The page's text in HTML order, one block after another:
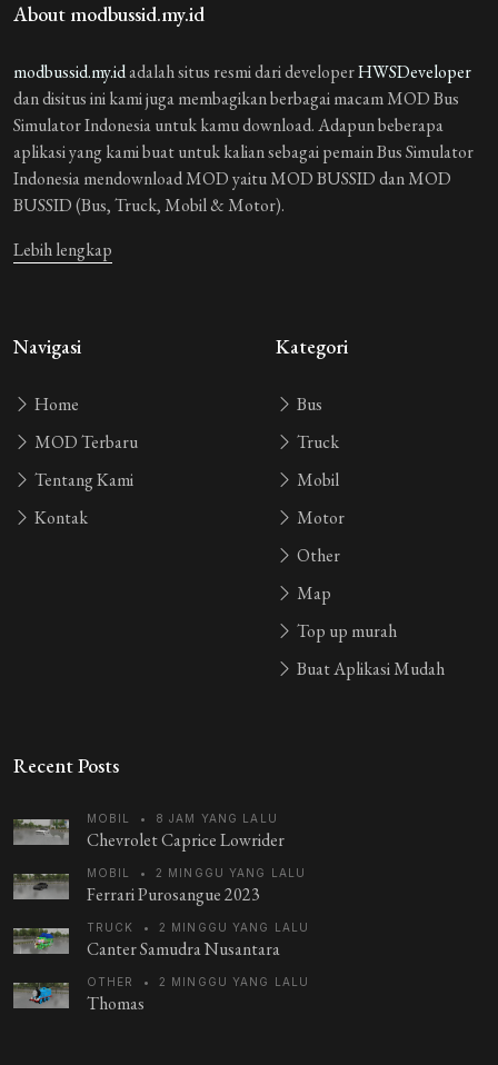
About modbussid.my.id
modbussid.my.idadalah situs resmi dari developerHWSDeveloper
dan disitus ini kami juga membagikan berbagai macam MOD Bus
Simulator Indonesia untuk kamu download. Adapun beberapa
aplikasi yang kami buat untuk kalian sebagai pemain Bus Simulator
Indonesia mendownload MOD yaitu MOD BUSSID dan MOD
BUSSID (Bus, Truck, Mobil & Motor).
Lebih lengkap
Navigasi
Home
MOD Terbaru
Tentang Kami
Kontak
Kategori
Bus
Truck
Mobil
Motor
Other
Map
Top up murah
Buat Aplikasi Mudah
Recent Posts
MOBIL • 8 JAM YANG LALU
Chevrolet Caprice Lowrider
MOBIL • 2 MINGGU YANG LALU
Ferrari Purosangue 2023
TRUCK • 2 MINGGU YANG LALU
Canter Samudra Nusantara
OTHER • 2 MINGGU YANG LALU
Thomas